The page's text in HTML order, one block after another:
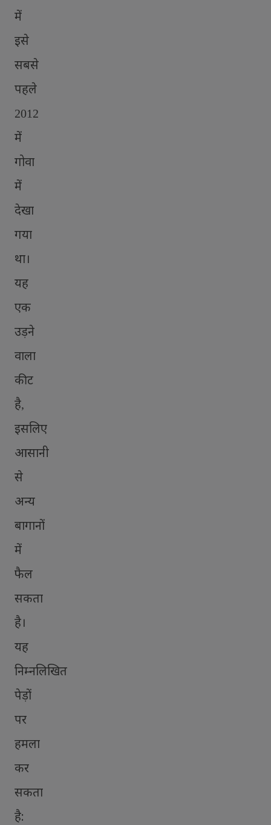
में
इसे
सबसे
पहले
2012
में
गोवा
में
देखा
गया
था।
यह
एक
उड़ने
वाला
कीट
है,
इसलिए
आसानी
से
अन्य
बागानों
में
फैल
सकता
है।
यह
निम्नलिखित
पेड़ों
पर
हमला
कर
सकता
है: